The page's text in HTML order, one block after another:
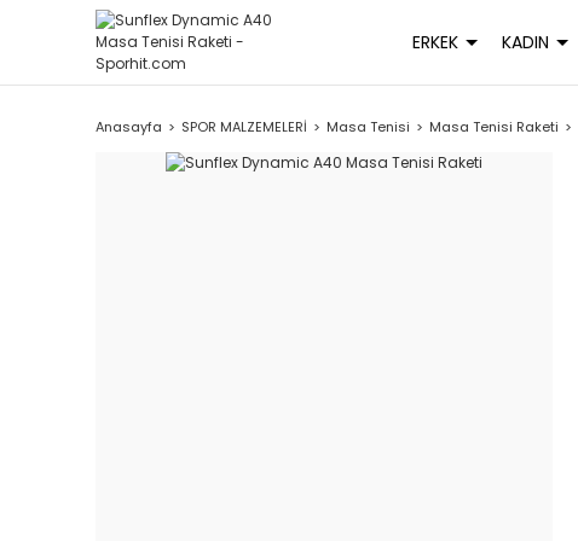
ERKEK KADIN
Anasayfa SPOR MALZEMELERİ Masa Tenisi Masa Tenisi Raketi